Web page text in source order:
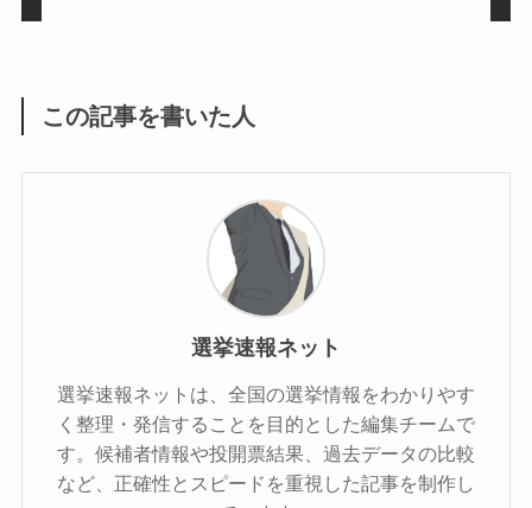
この記事を書いた人
選挙速報ネット
選挙速報ネットは、全国の選挙情報をわかりやす
く整理・発信することを目的とした編集チームで
す。候補者情報や投開票結果、過去データの比較
など、正確性とスピードを重視した記事を制作し